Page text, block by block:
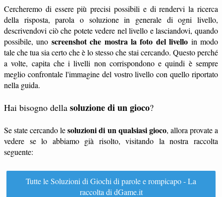
Cercheremo di essere più precisi possibili e di rendervi la ricerca
della risposta, parola o soluzione in generale di ogni livello,
descrivendovi ciò che potete vedere nel livello e lasciandovi, quando
possibile, uno screenshot che mostra la foto del livello in modo
tale che tua sia certo che è lo stesso che stai cercando. Questo perché
a volte, capita che i livelli non corrispondono e quindi è sempre
meglio confrontale l'immagine del vostro livello con quello riportato
nella guida.
Hai bisogno della soluzione di un gioco?
Se state cercando lesoluzioni di un qualsiasi gioco, allora provate a
vedere se lo abbiamo già risolto, visitando la nostra raccolta
seguente:
Tutte le Soluzioni di Giochi di parole e rompicapo - La
raccolta di dGame.it